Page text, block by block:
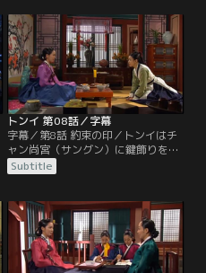
てしまう。真相が気になり編馨（ピ
ョンギョン）職人の家に行ったトン
イは、そこで自分を捕らえた男たち
を目撃する。男たちのあとをつけて
たどり着いた屋敷の前で…。
トンイ 第08話／字幕
字幕／第8話 約束の印／トンイはチ
ャン尚宮（サングン）に鍵飾りを見
せてもらい、捜してもらうものとは
違っていたので落胆する。チャン尚
トンイは薬材を届けさせられるが、
宮殿に外から薬材を持ち込むのは禁
じられているうえ、門限を過ぎてし
まう。トンイは何とか塀を乗り越え
ようとするが…。
Subtitle